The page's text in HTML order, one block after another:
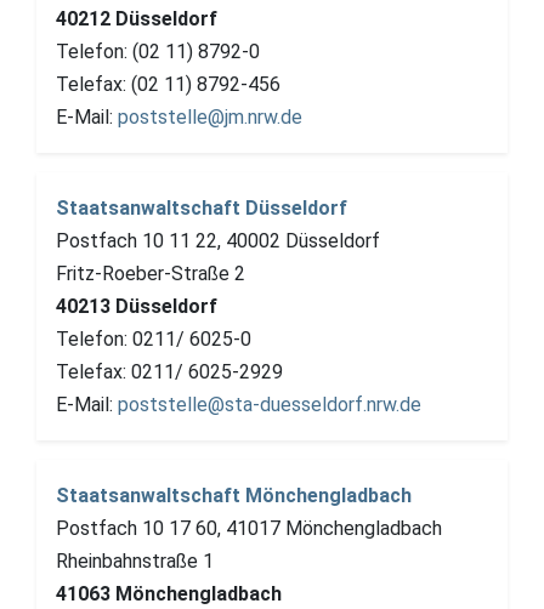
40212 Düsseldorf
Telefon: (02 11) 8792-0
Telefax: (02 11) 8792-456
E-Mail: poststelle@jm.nrw.de
Staatsanwaltschaft Düsseldorf
Postfach 10 11 22, 40002 Düsseldorf
Fritz-Roeber-Straße 2
40213 Düsseldorf
Telefon: 0211/ 6025-0
Telefax: 0211/ 6025-2929
E-Mail: poststelle@sta-duesseldorf.nrw.de
Staatsanwaltschaft Mönchengladbach
Postfach 10 17 60, 41017 Mönchengladbach
Rheinbahnstraße 1
41063 Mönchengladbach